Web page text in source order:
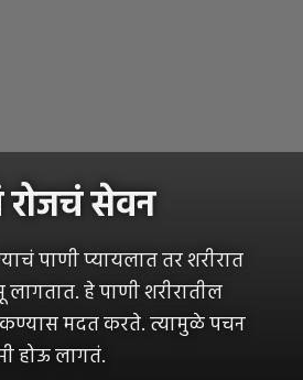
रोजचं सेवन
पाणी प्यायलात तर शरीरात
हे पाणी शरीरातील
मदत करते. त्यामुळे पचन
होऊ लागतं.